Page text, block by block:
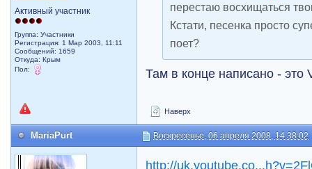
Активный участник
Группа: Участники
Регистрация: 1 Мар 2003, 11:11
Сообщений: 1659
Откуда: Крым
Пол:
перестаю восхищаться
Кстати, песенка просто
поет?
Там в конце написано - это
Наверх
MariaPurt Воскресенье, 06 апреля 2008, 14:38:02
http://